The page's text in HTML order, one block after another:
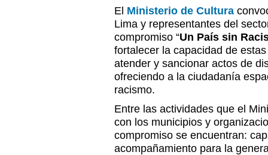
El Ministerio de Cultura
Lima y representantes del
compromiso “Un País sin
fortalecer la capacidad de
atender y sancionar actos de
ofreciendo a la ciudadanía
racismo.
Entre las actividades que el
con los municipios y
compromiso se encuentran:
acompañamiento para la